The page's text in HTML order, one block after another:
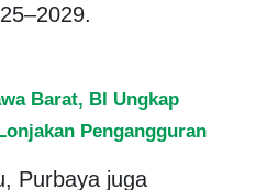
Barat, BI Ungkap
Pengangguran
Purbaya juga